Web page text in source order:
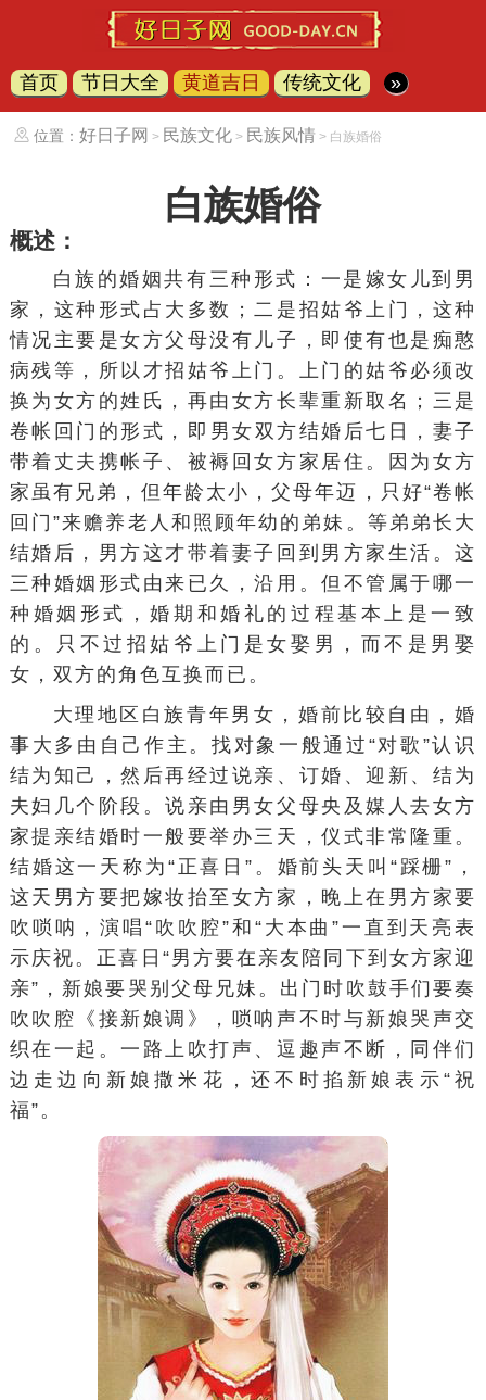
首页 节日大全 黄道吉日 传统文化 »
位置： 好日子网 > 民族文化> 民族风情 > 白族婚俗
白族婚俗
概述：
白族 的婚姻共有三种形式：一是嫁女儿到男
家，这种形式占大多数；二是招姑爷上门，这种
情况主要是女方父母没有儿子，即使有也是痴憨
病残等，所以才招姑爷上门。上门的姑爷必须改
换为女方的姓氏，再由女方长辈重新取名；三是
卷帐 回门 的形式，即男女双方结婚后七日，妻子
带着丈夫携帐子、被褥回女方家居住。因为女方
家虽有兄弟，但年龄太小，父母年迈，只好“卷帐
回门”来赡养老人和照顾年幼的弟妹。等弟弟长大
结婚后，男方这才带着妻子回到男方家生活。这
三种婚姻形式由来已久，沿用。但不管属于哪一
种婚姻形式，婚期和婚礼的过程基本上是一致
的。只不过招姑爷上门是女娶男
，而不是男娶
女，双方的角色互换而已。
大理地区白族青年男女，婚前比较自由，婚
事大多由自己作主。找对象一般通过“对歌”认识
结为知己，然后再经过说亲、订婚、迎新、结为
夫妇几个阶段。说亲由男女父母央及媒人去女方
家提亲结婚时一般要举办三天，仪式非常隆重。
结婚这一天称为“正喜日”。婚前头天叫“踩栅”，
这天男方要把嫁妆抬至女方家，晚上在男方家要
吹 唢呐 ，演唱“ 吹吹腔”和“ 大本曲”一直到天亮表
示庆祝。正喜日“男方要在亲友陪同下到女方家迎
亲”，新娘要 哭别 父母兄妹。出门时 吹鼓手们要奏
吹吹腔《接新娘调》，唢呐声不时与新娘哭声交
织在一起。一路上吹打声、逗趣声不断，同伴们
边走边向新娘撒米花，还不时 掐新娘表示“祝
福”。